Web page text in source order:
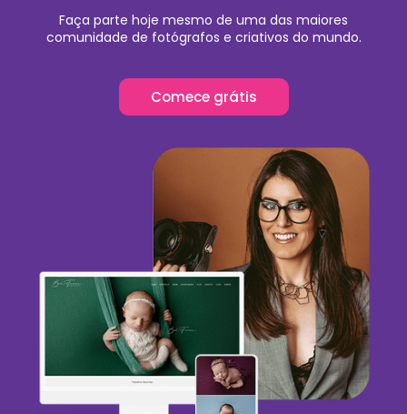
Faça parte hoje mesmo de uma das maiores
comunidade de fotógrafos e criativos do mundo.
Comece grátis